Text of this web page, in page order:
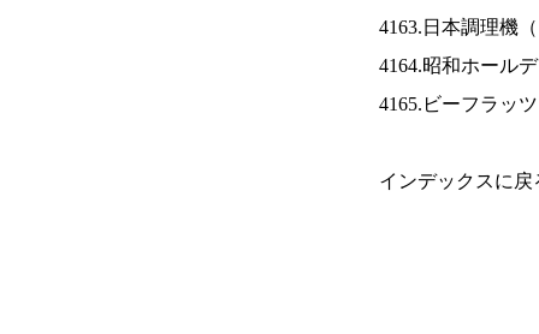
4163.日本調理機（
4164.昭和ホール
4165.ビーフラッ
インデックスに戻